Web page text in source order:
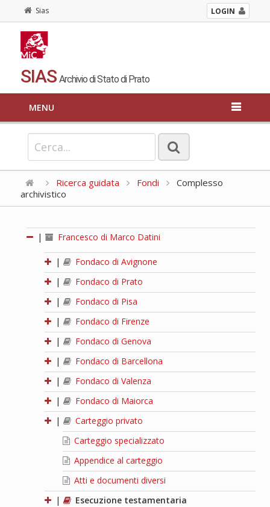
Sias LOGIN
SIAS Archivio di Stato di Prato
MENU
Ricerca guidata Fondi
Complesso
archivistico
| Francesco di Marco Datini
|
Fondaco di Avignone
|
Fondaco di Prato
|
Fondaco di Pisa
|
Fondaco di Firenze
|
Fondaco di Genova
|
Fondaco di Barcellona
|
Fondaco di Valenza
|
Fondaco di Maiorca
|
Carteggio privato
Carteggio specializzato
Appendice al carteggio
Atti e documenti diversi
|
Esecuzione testamentaria